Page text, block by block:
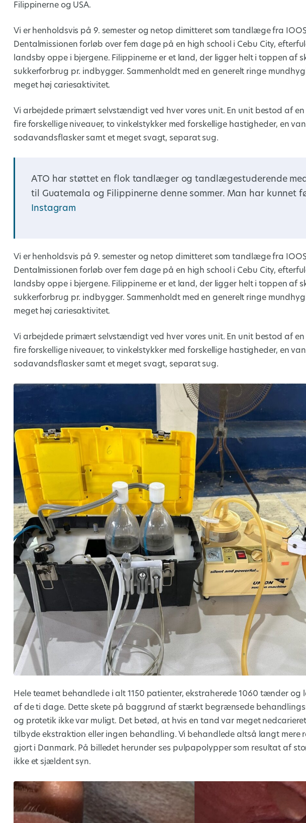
Filippinerne og USA.
Vi er henholdsvis på 9. semester og netop dimitteret som tandlæge fra
Dentalmissionen forløb over fem dage på en high school i Cebu City,
landsby oppe i bjergene. Filippinerne er et land, der ligger helt i toppen af
sukkerforbrug pr. indbygger. Sammenholdt med en generelt ringe
meget høj cariesaktivitet.
Vi arbejdede primært selvstændigt ved hver vores unit. En unit bestod af en
fire forskellige niveauer, to vinkelstykker med forskellige hastigheder, en
sodavandsflasker samt et meget svagt, separat sug.
ATO har støttet en flok tandlæger og tandlægestuderende
til Guatemala og Filippinerne denne sommer. Man har kunnet
Instagram
Vi er henholdsvis på 9. semester og netop dimitteret som tandlæge fra
Dentalmissionen forløb over fem dage på en high school i Cebu City,
landsby oppe i bjergene. Filippinerne er et land, der ligger helt i toppen af
sukkerforbrug pr. indbygger. Sammenholdt med en generelt ringe
meget høj cariesaktivitet.
Vi arbejdede primært selvstændigt ved hver vores unit. En unit bestod af en
fire forskellige niveauer, to vinkelstykker med forskellige hastigheder, en
sodavandsflasker samt et meget svagt, separat sug.
Hele teamet behandlede i alt 1150 patienter, ekstraherede 1060 tænder
af de ti dage. Dette skete på baggrund af stærkt begrænsede
og protetik ikke var muligt. Det betød, at hvis en tand var meget
tilbyde ekstraktion eller ingen behandling. Vi behandlede altså langt mere
gjort i Danmark. På billedet herunder ses pulpapolypper som resultat af
ikke et sjældent syn.